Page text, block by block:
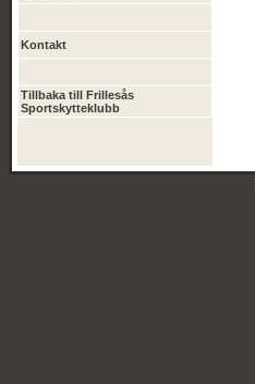
Kontakt
Tillbaka till Frillesås
Sportskytteklubb